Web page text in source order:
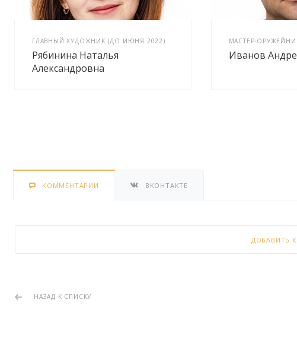
ГЛАВНЫЙ ХУДОЖНИК (ДО ИЮНЯ 2022)
Рябинина Наталья
Александровна
МАСТЕР-
Иванов
КОММЕНТАРИИ ВКОНТАКТЕ
ДОБАВИТЬ
НАЗАД К СПИСКУ